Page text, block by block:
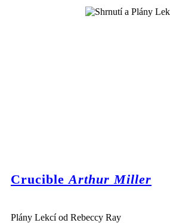
Crucible Arthur Miller
Plány Lekcí od Rebeccy Ray